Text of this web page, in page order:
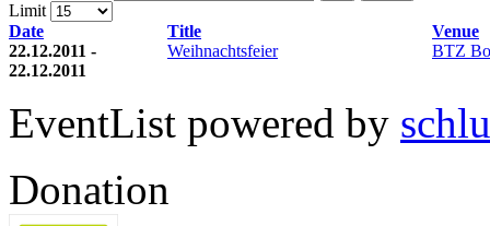
Limit
Date
Title
Venue
22.12.2011 -
22.12.2011
Weihnachtsfeier BTZ
EventList powered by
Donation